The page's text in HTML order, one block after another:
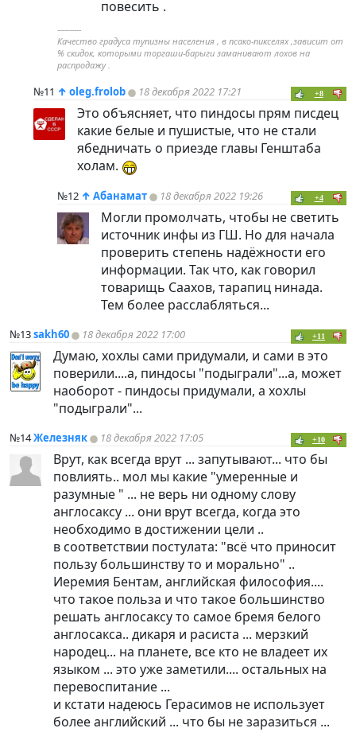
повесить .
----------
Качество градуса тупизны населения , в псако-пикселях ,зависит от
% скидок, которыми торгаши-барыги заманивают лохов на
распродажу .
№11 ↑ oleg.frolob 18 декабря 2022 17:21 +8
Это объясняет, что пиндocы прям писдец
какие белые и пушистые, что не стали
ябедничать о приезде главы Генштаба
холам.
№12 ↑ Абанамат 18 декабря 2022 19:26 +4
Могли промолчать, чтобы не светить
источник инфы из ГШ. Но для начала
проверить степень надёжности его
информации. Так что, как говорил
товарищь Саахов, тарапиц нинада.
Тем более расслабляться...
№13sakh60 18 декабря 2022 17:00 +11
Думаю, хохлы сами придумали, и сами в это
поверили....а, пиндocы "подыграли"...а, может
наоборот - пиндocы придумали, а хохлы
"подыграли"...
№14Железняк 18 декабря 2022 17:05 +10
Врут, как всегда врут ... запутывают... что бы
повлиять.. мол мы какие "умеренные и
разумные " ... не верь ни одному слову
англосаксу ... они врут всегда, когда это
необходимо в достижении цели ..
в соответствии постулата: "всё что приносит
пользу большинству то и морально" ..
Иеремия Бентам, английская философия....
что такое польза и что такое большинство
решать англосаксу то самое бремя белого
англосакса.. дикаря и расиста ... мерзкий
народец... на планете, все кто не владеет их
языком ... это уже заметили.... остальных на
перевоспитание ...
и кстати надеюсь Герасимов не использует
более английский ... что бы не заразиться ...